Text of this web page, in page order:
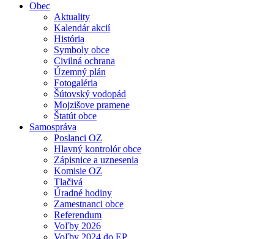
Obec
Aktuality
Kalendár akcií
História
Symboly obce
Civilná ochrana
Územný plán
Fotogaléria
Šútovský vodopád
Mojzišove pramene
Štatút obce
Samospráva
Poslanci OZ
Hlavný kontrolór obce
Zápisnice a uznesenia
Komisie OZ
Tlačivá
Úradné hodiny
Zamestnanci obce
Referendum
Voľby 2026
Voľby 2024 do EP